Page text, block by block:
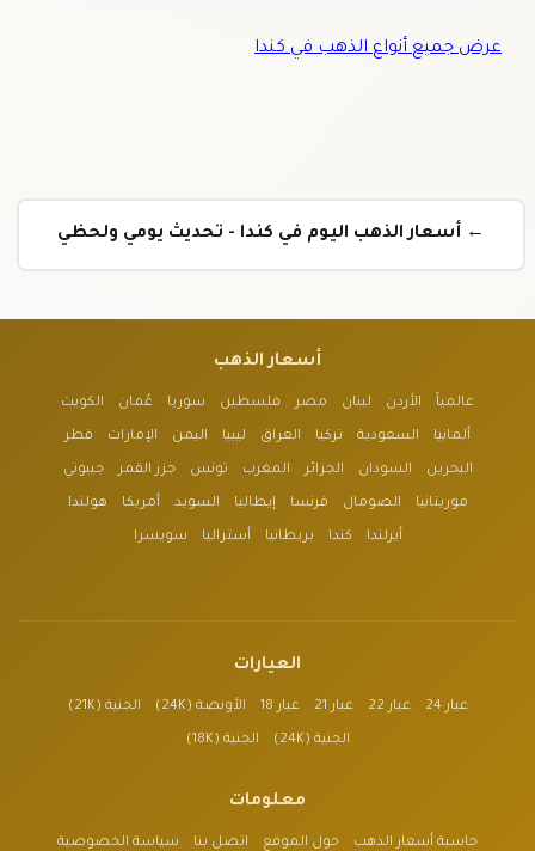
عرض جميع أنواع الذهب في كندا
← أسعار الذهب اليوم في كندا - تحديث يومي ولحظي
أسعار الذهب
عالمياً الأردن لبنان مصر فلسطين سوريا عُمان الكويت
ألمانيا السعودية تركيا العراق ليبيا اليمن الإمارات قطر
البحرين السودان الجزائر المغرب تونس جزر القمر جيبوتي
موريتانيا الصومال فرنسا إيطاليا السويد أمريكا هولندا
أيرلندا كندا بريطانيا أستراليا سويسرا
العيارات
عيار 24 عيار 22 عيار 21 عيار 18 الأونصة (24K) الجنية (21K)
الجنية (24K) الجنية (18K)
معلومات
حاسبة أسعار الذهب حول الموقع اتصل بنا سياسة الخصوصية